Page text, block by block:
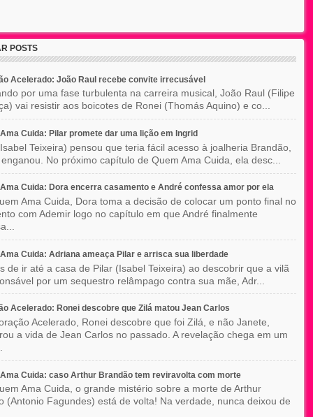
POSTS
Acelerado: João Raul recebe convite irrecusável
por uma fase turbulenta na carreira musical, João Raul (Filipe
vai resistir aos boicotes de Ronei (Thomás Aquino) e co...
Cuida: Pilar promete dar uma lição em Ingrid
Teixeira) pensou que teria fácil acesso à joalheria Brandão,
No próximo capítulo de Quem Ama Cuida, ela desc...
Cuida: Dora encerra casamento e André confessa amor por ela
Ama Cuida, Dora toma a decisão de colocar um ponto final no
com Ademir logo no capítulo em que André finalmente
Cuida: Adriana ameaça Pilar e arrisca sua liberdade
de ir até a casa de Pilar (Isabel Teixeira) ao descobrir que a vilã
por um sequestro relâmpago contra sua mãe, Adr...
Acelerado: Ronei descobre que Zilá matou Jean Carlos
Acelerado, Ronei descobre que foi Zilá, e não Janete,
a vida de Jean Carlos no passado. A revelação chega em um
Cuida: caso Arthur Brandão tem reviravolta com morte
Ama Cuida, o grande mistério sobre a morte de Arthur
(Antonio Fagundes) está de volta! Na verdade, nunca deixou de